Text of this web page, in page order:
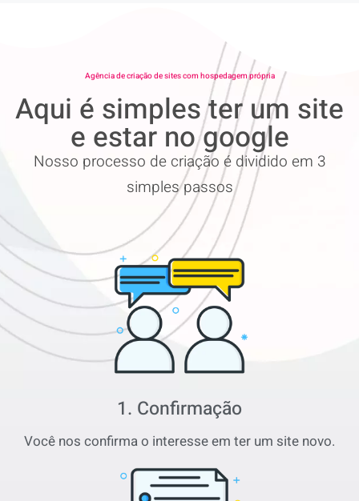
Agência de criação de sites com hospedagem própria
Aqui é simples ter um site
e estar no google
Nosso processo de criação é dividido em 3
simples passos
1. Confirmação
Você nos confirma o interesse em ter um site novo.